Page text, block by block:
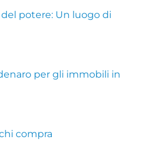
potere: Un luogo di
per gli immobili in
compra